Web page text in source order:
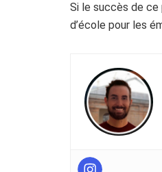
Si le succès de ce
d’école pour les